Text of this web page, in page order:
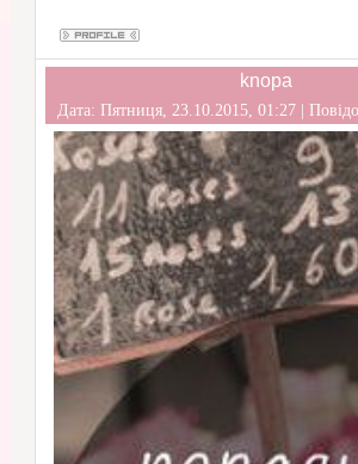
knopa
Дата: Пятниця, 23.10.2015, 01:27 |